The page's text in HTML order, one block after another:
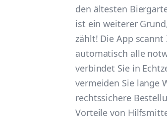
den ältesten
ist ein weiterer
zählt! Die App
automatisch alle
verbindet Sie in
vermeiden Sie lange
rechtssichere
Vorteile von